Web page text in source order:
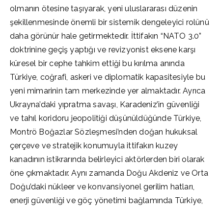
olmanın ötesine taşıyarak, yeni uluslararası düzenin
şekillenmesinde önemli bir sistemik dengeleyici rolünü
daha görünür hale getirmektedir. İttifakın “NATO 3.0”
doktrinine geçiş yaptığı ve revizyonist eksene karşı
küresel bir cephe tahkim ettiği bu kırılma anında
Türkiye, coğrafi, askeri ve diplomatik kapasitesiyle bu
yeni mimarinin tam merkezinde yer almaktadır. Ayrıca
Ukrayna’daki yıpratma savaşı, Karadeniz’in güvenliği
ve tahıl koridoru jeopolitiği düşünüldüğünde Türkiye,
Montrö Boğazlar Sözleşmesi’nden doğan hukuksal
çerçeve ve stratejik konumuyla ittifakın kuzey
kanadının istikrarında belirleyici aktörlerden biri olarak
öne çıkmaktadır. Aynı zamanda Doğu Akdeniz ve Orta
Doğu’daki nükleer ve konvansiyonel gerilim hatları,
enerji güvenliği ve göç yönetimi bağlamında Türkiye,